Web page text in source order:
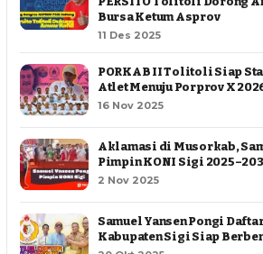
Bursa Ketum Asprov
11 Des 2025
PORKAB II Tolitoli Siap
Atlet Menuju Porprov X
16 Nov 2025
Aklamasi di Musorkab,
Pimpin KONI Sigi
2 Nov 2025
Samuel Yansen Pongi
Kabupaten Sigi Siap